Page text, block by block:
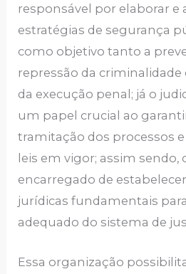
responsável por elaborar e
estratégias de segurança
como objetivo tanto a
repressão da criminalidade
da execução penal; já o
um papel crucial ao
tramitação dos processos
leis em vigor; assim sendo,
encarregado de
jurídicas fundamentais
adequado do sistema de
Essa organização